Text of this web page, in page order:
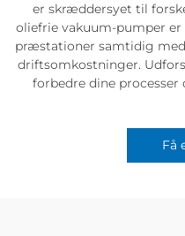
er skræddersyet til
oliefrie vakuum-pumper
præstationer samtidig
driftsomkostninger.
forbedre dine
Få